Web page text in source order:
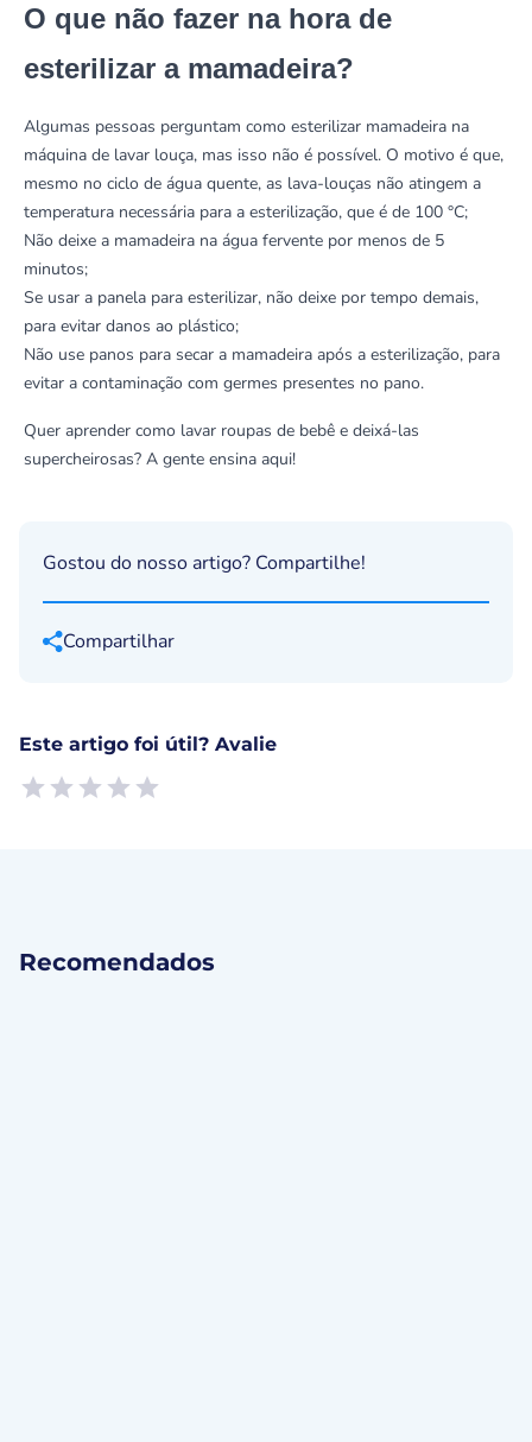
O que não fazer na hora de
esterilizar a mamadeira?
Algumas pessoas perguntam como esterilizar mamadeira na
máquina de lavar louça, mas isso não é possível. O motivo é que,
mesmo no ciclo de água quente, as lava-louças não atingem a
temperatura necessária para a esterilização, que é de 100 °C;
Não deixe a mamadeira na água fervente por menos de 5
minutos;
Se usar a panela para esterilizar, não deixe por tempo demais,
para evitar danos ao plástico;
Não use panos para secar a mamadeira após a esterilização, para
evitar a contaminação com germes presentes no pano.
Quer aprender como lavar roupas de bebê e deixá-las
supercheirosas? A gente ensina aqui!
Gostou do nosso artigo? Compartilhe!
Compartilhar
Este artigo foi útil? Avalie
Recomendados